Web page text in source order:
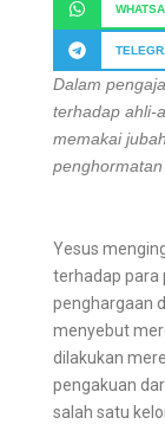
Dalam
terhadap ahli-
memakai
Yesus
terhadap para
penghargaan
menyebut
dilakukan
pengakuan
salah satu